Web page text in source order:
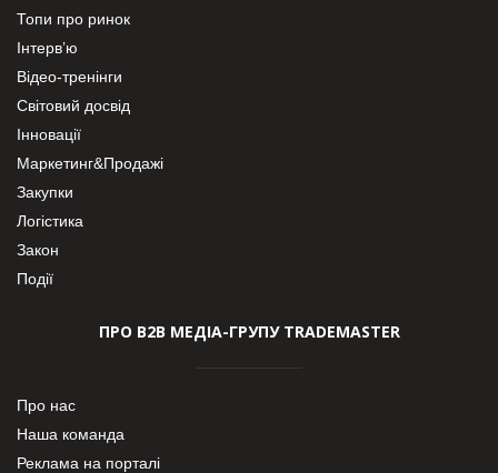
Топи про ринок
Інтерв’ю
Відео-тренінги
Світовий досвід
Інновації
Маркетинг&Продажі
Закупки
Логістика
Закон
Події
ПРО В2В МЕДІА-ГРУПУ TRADEMASTER
Про нас
Наша команда
Реклама на порталі